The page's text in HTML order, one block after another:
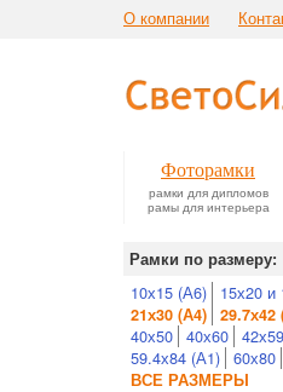
О компании
Фоторамки
рамки для дипломов
рамы для интерьера
Рамки по размеру:
10х15 (А6) 15х20 и
21х30 (А4) 29.7х42
40х50 40х60
59.4х84 (А1) 60х80
ВСЕ РАЗМЕРЫ